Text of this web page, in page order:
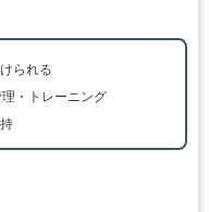
られる
・トレーニング